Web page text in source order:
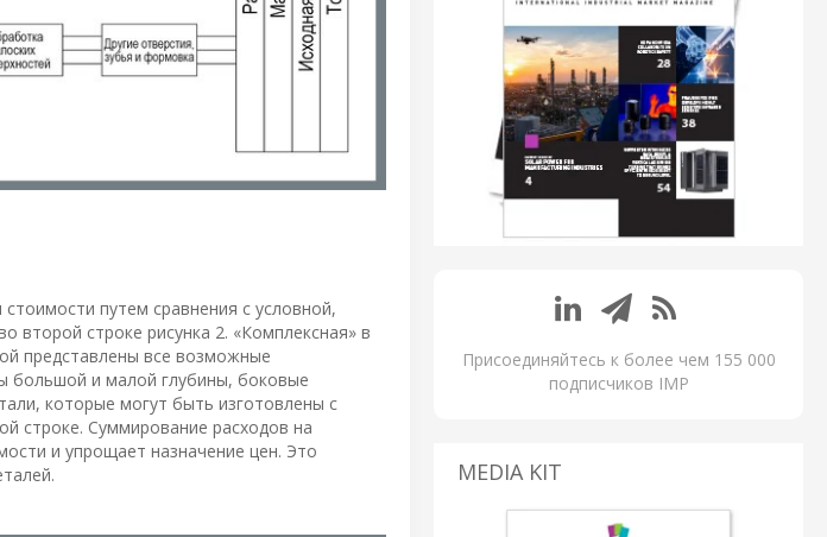
путем сравнения с условной,
второй строке рисунка 2. «Комплексная» в
представлены все возможные
большой и малой глубины, боковые
которые могут быть изготовлены с
строке. Суммирование расходов на
и упрощает назначение цен. Это
Присоединяйтесь к более чем 155 000
подписчиков IMP
MEDIA KIT